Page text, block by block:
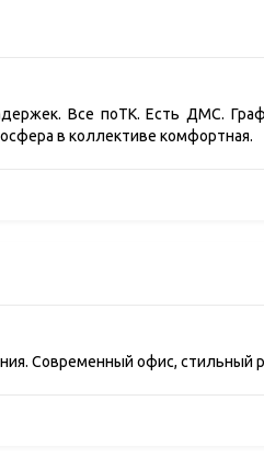
Все поТК. Есть ДМС.
в коллективе комфортная.
Современный офис, стильный